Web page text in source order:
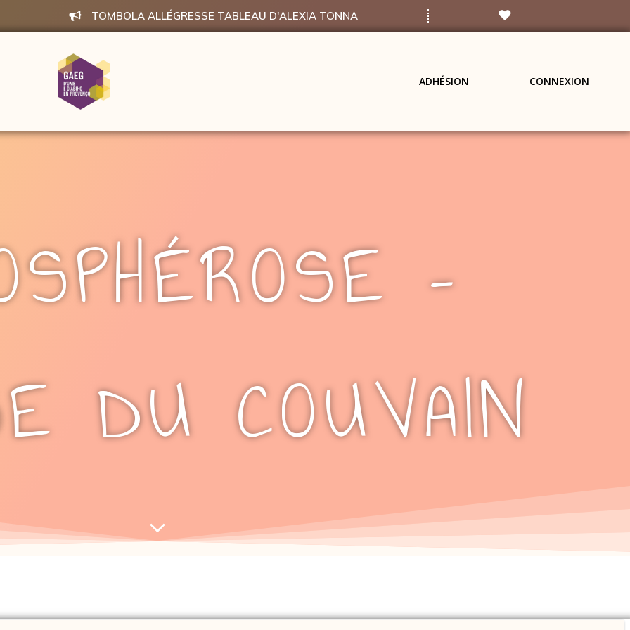
TOMBOLA ALLÉGRESSE TABLEAU D'ALEXIA TONNA
ADHÉSION CONNEXION
–
DU COUVAIN